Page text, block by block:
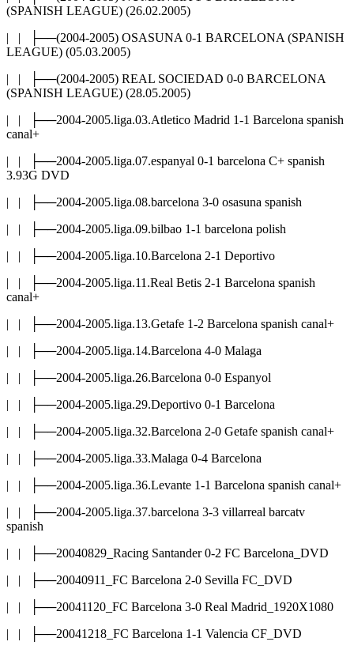
(SPANISH LEAGUE) (26.02.2005)
| | ├──(2004-2005) OSASUNA 0-1 BARCELONA (SPANISH
LEAGUE) (05.03.2005)
| | ├──(2004-2005) REAL SOCIEDAD 0-0 BARCELONA
(SPANISH LEAGUE) (28.05.2005)
| | ├──2004-2005.liga.03.Atletico Madrid 1-1 Barcelona spanish
canal+
| | ├──2004-2005.liga.07.espanyal 0-1 barcelona C+ spanish
3.93G DVD
| | ├──2004-2005.liga.08.barcelona 3-0 osasuna spanish
| | ├──2004-2005.liga.09.bilbao 1-1 barcelona polish
| | ├──2004-2005.liga.10.Barcelona 2-1 Deportivo
| | ├──2004-2005.liga.11.Real Betis 2-1 Barcelona spanish
canal+
| | ├──2004-2005.liga.13.Getafe 1-2 Barcelona spanish canal+
| | ├──2004-2005.liga.14.Barcelona 4-0 Malaga
| | ├──2004-2005.liga.26.Barcelona 0-0 Espanyol
| | ├──2004-2005.liga.29.Deportivo 0-1 Barcelona
| | ├──2004-2005.liga.32.Barcelona 2-0 Getafe spanish canal+
| | ├──2004-2005.liga.33.Malaga 0-4 Barcelona
| | ├──2004-2005.liga.36.Levante 1-1 Barcelona spanish canal+
| | ├──2004-2005.liga.37.barcelona 3-3 villarreal barcatv
spanish
| | ├──20040829_Racing Santander 0-2 FC Barcelona_DVD
| | ├──20040911_FC Barcelona 2-0 Sevilla FC_DVD
| | ├──20041120_FC Barcelona 3-0 Real Madrid_1920X1080
| | ├──20041218_FC Barcelona 1-1 Valencia CF_DVD